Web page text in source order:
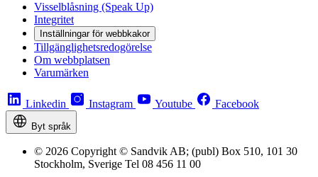
Visselblåsning (Speak Up)
Integritet
Inställningar för webbkakor
Tillgänglighetsredogörelse
Om webbplatsen
Varumärken
Linkedin Instagram Youtube Facebook
Byt språk
© 2026 Copyright © Sandvik AB; (publ) Box 510, 101 30
Stockholm, Sverige Tel 08 456 11 00